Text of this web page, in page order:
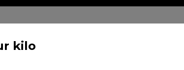
kilo